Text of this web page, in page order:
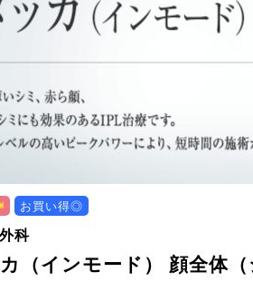
お買い得◎
科
（インモード） 顔全体